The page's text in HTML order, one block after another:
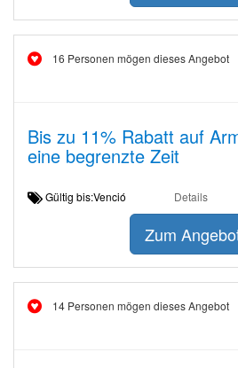
16 Personen mögen dieses Angebot
Bis zu 11% Rabatt auf
eine begrenzte Zeit
Gültig bis:Venció Details
Zum
14 Personen mögen dieses Angebot